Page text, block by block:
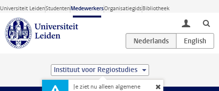
Ga direct naar de inhoud
Universiteit LeidenStudentenMedewerkersOrganisatiegidsBibliotheek
toggle
Instituut voor Regiostudies
Je ziet nu alleen algemene